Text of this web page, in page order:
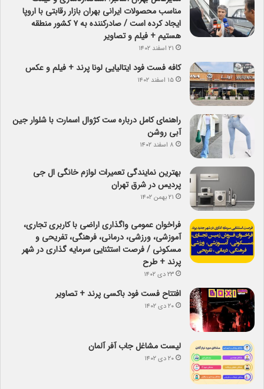
مناسب محصولات ایرانی بهران بازار رقابتی با اروپا
ایجاد کرده است / صادرکننده به ۷ کشور منطقه
هستیم + فیلم و تصاویر
۲۱ اسفند ۱۴۰۲
کافه فست فود ایتالیایی لونا پرند + فیلم و عکس
۱۵ اسفند ۱۴۰۲
راهنمای کامل درباره ست کژوال اسمارت با شلوار جین
آبی روشن
۸ اسفند ۱۴۰۲
بهترین نمایندگی تعمیرات لوازم خانگی ال جی
پردیس در شرق تهران
۲۱ بهمن ۱۴۰۲
فراخوان عمومی واگذاری اراضی با کاربری تجاری،
آموزشی، ورزشی، درمانی، فرهنگی، تفریحی و
مسکونی / فرصت استثنایی سرمایه گذاری در شهر
پرند + طرح
۲۳ دی ۱۴۰۲
افتتاح فست فود باکسی پرند + تصاویر
۲۰ دی ۱۴۰۲
لیست مشاغل جاب آفر آلمان
۲۰ دی ۱۴۰۲